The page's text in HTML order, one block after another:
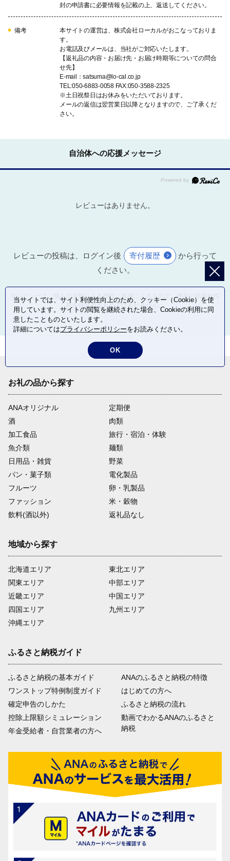
封の申請書に必要情報を記載の上、返送してください。
備考
本サイトの運営は、株式会社ローカルがおこなっておりま
す。
お電話及びメールは、当社がご対応いたします。
【返礼品の内容・お届け先・お届け時期等についての問合
せ先】
E-mail：satsuma@lo-cal.co.jp
TEL:050-6883-0058 FAX:050-3588-2325
※土日祝祭日はお休みをいただいております。
メールの返信は翌営業日以降となりますので、ご了承くだ
さい。
自治体への応援メッセージ
レビューはありません。
レビューの投稿は、ログイン後 寄付履歴
から行って
ください。
※レビューは、個人の主観による感想・体感によるもので、商品の効果や性
能を保証するものではありません。
お礼の品から探す
ANAオリジナル
定期便
酒
肉類
加工食品
旅行・宿泊・体験
魚介類
麺類
日用品・雑貨
野菜
パン・菓子類
電化製品
フルーツ
卵・乳製品
ファッション
米・穀物
飲料(酒以外)
返礼品なし
地域から探す
北海道エリア
関東エリア
近畿エリア
四国エリア
沖縄エリア
東北エリア
中部エリア
中国エリア
九州エリア
ふるさと納税ガイド
ふるさと納税の基本ガイド
ワンストップ特例制度ガイド
確定申告のしかた
控除上限額シミュレーション
年金受給者・自営業者の方へ
ANAのふるさと納税の特徴
はじめての方へ
ふるさと納税の流れ
動画でわかるANAのふるさと
納税
当サイトでは、サイト利便性向上のため、クッキー（Cookie）を使
用しています。サイトの閲覧を継続された場合、Cookieの利用に同
意したことものといたします。
詳細についてはプライバシーポリシーをお読みください。
OK